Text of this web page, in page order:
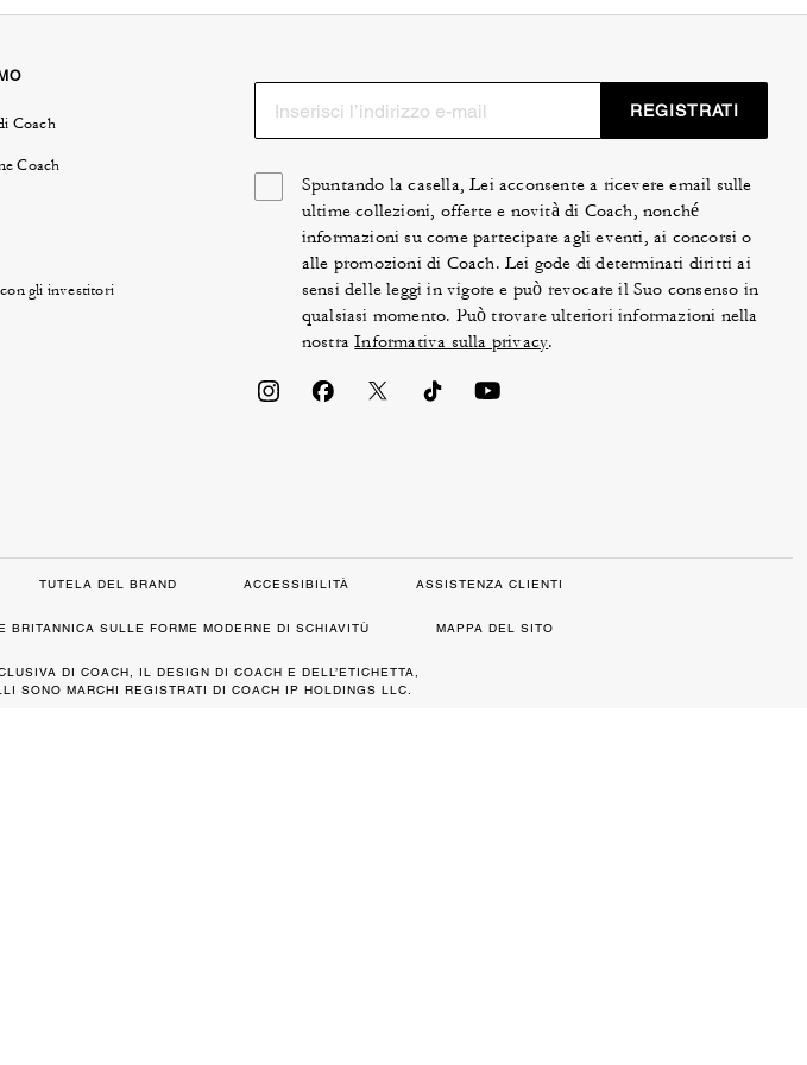
Coach
Coach
gli investitori
REGISTRATI
Spuntando la casella, Lei acconsente a ricevere email sulle
ultime collezioni, offerte e novità di Coach, nonché
informazioni su come partecipare agli eventi, ai concorsi o
alle promozioni di Coach. Lei gode di determinati diritti ai
sensi delle leggi in vigore e può revocare il Suo consenso in
qualsiasi momento. Può trovare ulteriori informazioni nella
nostraInformativa sulla privacy.
TUTELA DEL BRAND ACCESSIBILITÀ ASSISTENZA CLIENTI
BRITANNICA SULLE FORME MODERNE DI SCHIAVITÙ MAPPA DEL SITO
DI COACH, IL DESIGN DI COACH E DELL’ETICHETTA,
SONO MARCHI REGISTRATI DI COACH IP HOLDINGS LLC.